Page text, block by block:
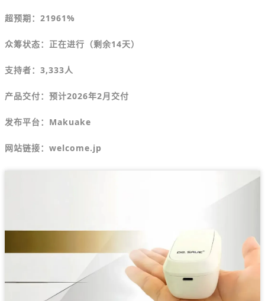
超预期：21961%
众筹状态：正在进行（剩余14天）
支持者：3,333人
产品交付：预计2026年2月交付
发布平台：Makuake
网站链接：welcome.jp